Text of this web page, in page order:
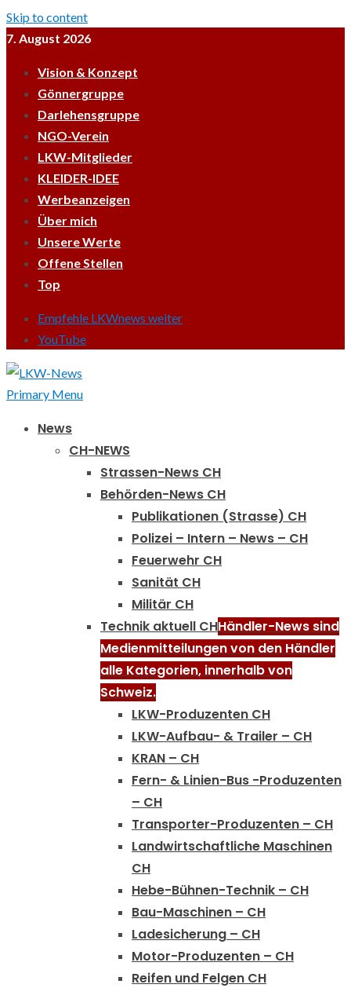
Skip to content
7. August 2026
Vision & Konzept
Gönnergruppe
Darlehensgruppe
NGO-Verein
LKW-Mitglieder
KLEIDER-IDEE
Werbeanzeigen
Über mich
Unsere Werte
Offene Stellen
Top
Empfehle LKWnews weiter
YouTube
Primary Menu
News
CH-NEWS
Strassen-News CH
Behörden-News CH
Publikationen (Strasse) CH
Polizei – Intern – News – CH
Feuerwehr CH
Sanität CH
Militär CH
Technik aktuell CHHändler-News sind
Medienmitteilungen von den Händler
alle Kategorien, innerhalb von
Schweiz.
LKW-Produzenten CH
LKW-Aufbau- & Trailer – CH
KRAN – CH
Fern- & Linien-Bus -Produzenten
– CH
Transporter-Produzenten – CH
Landwirtschaftliche Maschinen
CH
Hebe-Bühnen-Technik – CH
Bau-Maschinen – CH
Ladesicherung – CH
Motor-Produzenten – CH
Reifen und Felgen CH